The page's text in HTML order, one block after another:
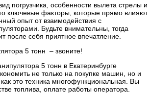
погрузчика, особенности вылета стрелы и
ключевые факторы, которые прямо влияют
опыт от взаимодействия с
Будьте внимательны, тогда
после себя приятное впечатление.
5 тонн – звоните!
5 тонн в Екатеринбурге
не только на покупке машин, но и
как это техника многофункциональная. Вы
топлива, оплате работы оператора.